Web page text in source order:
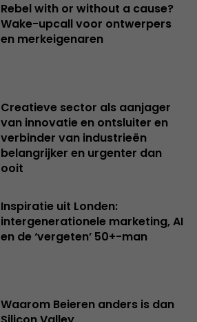
Rebel with or without a cause?
Wake-upcall voor ontwerpers
en merkeigenaren
Creatieve sector als aanjager
van innovatie en ontsluiter en
verbinder van industrieën
belangrijker en urgenter dan
ooit
Inspiratie uit Londen:
intergenerationele marketing, AI
en de ‘vergeten’ 50+-man
Waarom Beieren anders is dan